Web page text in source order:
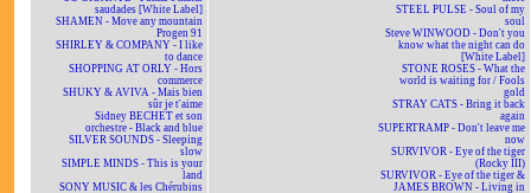
saudades [White Label]
SHAMEN - Move any mountain
Progen 91
SHIRLEY & COMPANY - I like
to dance
SHOPPING AT ORLY - Hors
commerce
SHUKY & AVIVA - Mais bien
sûr je t'aime
Sidney BECHET et son
orchestre - Black and blue
SILVER SOUNDS - Sleeping
slow
SIMPLE MINDS - This is your
land
SONY MUSIC & les Chérubins
STEEL PULSE - Soul of my
soul
Steve WINWOOD - Don't you
know what the night can do
[White Label]
STONE ROSES - What the
world is waiting for / Fools
gold
STRAY CATS - Bring it back
again
SUPERTRAMP - Don't leave me
now
SURVIVOR - Eye of the tiger
(Rocky III)
SURVIVOR - Eye of the tiger &
JAMES BROWN - Living in